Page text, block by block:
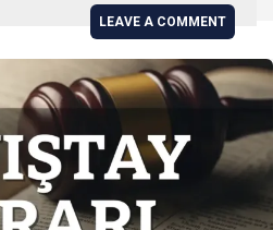
LEAVE A COMMENT